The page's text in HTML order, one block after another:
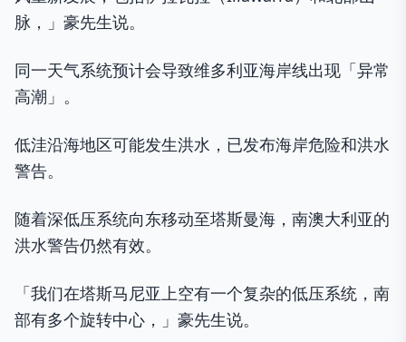
脉，」豪先生说。
同一天气系统预计会导致维多利亚海岸线出现「异常
高潮」。
低洼沿海地区可能发生洪水，已发布海岸危险和洪水
警告。
随着深低压系统向东移动至塔斯曼海，南澳大利亚的
洪水警告仍然有效。
「我们在塔斯马尼亚上空有一个复杂的低压系统，南
部有多个旋转中心，」豪先生说。